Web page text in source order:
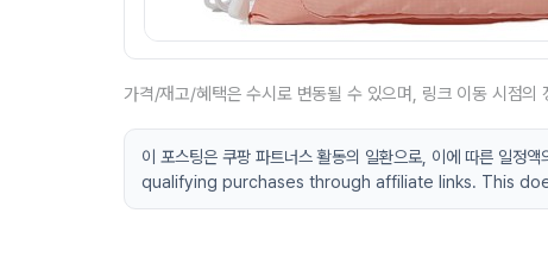
가격/재고/혜택은 수시로 변동될 수 있으며, 링크 이동 시점의
이 포스팅은 쿠팡 파트너스 활동의 일환으로, 이에 따른
qualifying purchases through affiliate links. This